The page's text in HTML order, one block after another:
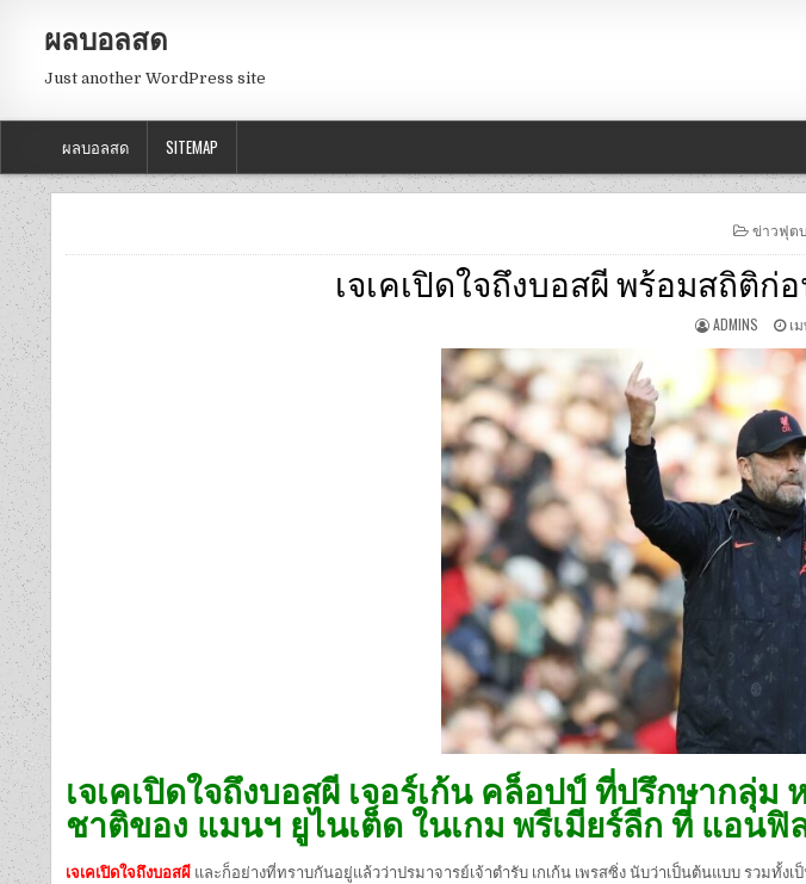
ผลบอลสด
Just another WordPress site
ผลบอลสด SITEMAP
POSTED
ข่าวฟุต
เจเคเปิดใจถึงบอสผี พร้อมสถิติ
ADMINS เม
เจเคเปิดใจถึงบอสผี เจอร์เก้น คล็อปป์ ที่ปรึกษากลุ่
ชาติของ แมนฯ ยูไนเต็ด ในเกม พรีเมียร์ลีก ที่ แอน
เจเคเปิดใจถึงบอสผี และก็อย่างที่ทราบกันอยู่แล้วว่าปรมาจารย์เจ้าตำรับ เกเก้น เพรสซิ่ง นับว่าเป็นต้นแบบ รวมทั้